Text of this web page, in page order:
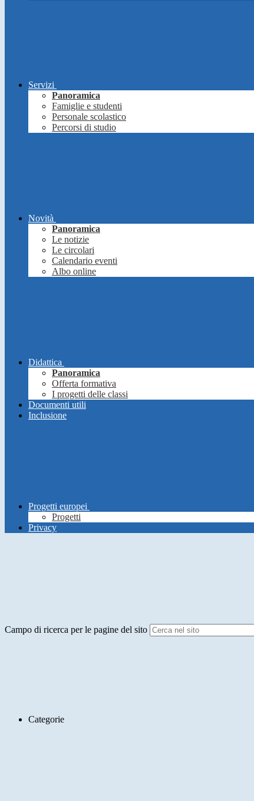
Servizi
Panoramica
Famiglie e studenti
Personale scolastico
Percorsi di studio
Novità
Panoramica
Le notizie
Le circolari
Calendario eventi
Albo online
Didattica
Panoramica
Offerta formativa
I progetti delle classi
Documenti utili
Inclusione
Progetti europei
Progetti
Privacy
Campo di ricerca per le pagine del sito
Categorie